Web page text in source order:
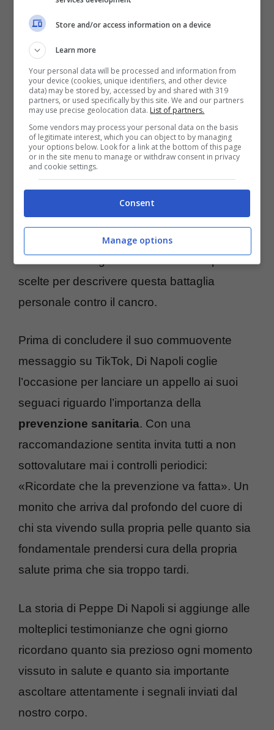
chemioterapia
martedì successivo all’annuncio. La fede
gioca un ruolo cruciale nel sostegno morale
dell’ex naufrago: «Più grande del Signore
non c’è nessuno», afferma con convinzione.
Nonostante le difficoltà incontrate lungo
questo arduo cammino, Peppe si mostra
combattivo e ottimista riguardo al futuro.
Attualmente dichiara di stare bene, sebbene
abbia dovuto affrontare alcuni giorni
caratterizzati dafebbre alta. La sua
scelte per descrivere questa battaglia
personale contro il cancro.
Prima di concludere il suo commuovente
messaggio su TikTok, Di Napoli coglie
l’occasione per lanciare un appello ai suoi
seguaci riguardo l’importanza della
prevenzione sanitaria. Con una
raccomandazione sentita invita tutti a non
sottovalutare mai i controlli periodici:
«Ricordate che la prevenzione va fatta». Un
monito che arriva dal profondo del cuore di
chi sta vivendo sulla propria pelle quanto sia
fondamentale prendersi cura della propria
salute prima che sia troppo tardi.
La storia di Peppe Di Napoli si aggiunge alle
molteplici testimonianze che ogni giorno
ricordano quanto sia prezioso ogni momento
vissuto in salute e quanto sia importante
ascoltare attentamente i segnali inviati dal
nostro corpo.
Store and/or access information on a device
Learn more
Your personal data will be processed and information from
your device (cookies, unique identifiers, and other device
data) may be stored by, accessed by and shared with 319
partners, or used specifically by this site. We and our partners
may use precise geolocation data. List of partners.
Some vendors may process your personal data on the basis
of legitimate interest, which you can object to by managing
your options below. Look for a link at the bottom of this page
or in the site menu to manage or withdraw consent in privacy
and cookie settings.
Consent
Manage options